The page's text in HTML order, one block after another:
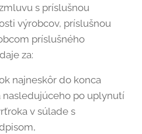
s príslušnou
výrobcov, príslušnou
príslušného
za:
najneskôr do konca
nasledujúceho po uplynutí
v súlade s